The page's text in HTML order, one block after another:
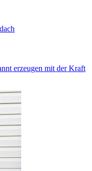
erzeugen mit der Kraft